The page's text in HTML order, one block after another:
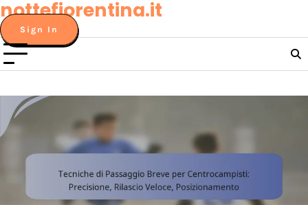
Skip
to
content
nottefiorentina.it
Sign In